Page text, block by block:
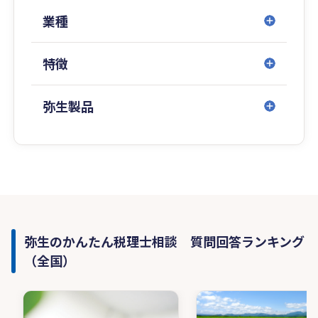
業種
特徴
弥生製品
弥生のかんたん税理士相談 質問回答ランキング
（全国）